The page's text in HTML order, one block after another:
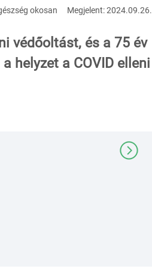
Megjelent: 2024.09.26.
okosan
védőoltást, és a 75 év
helyzet a COVID elleni